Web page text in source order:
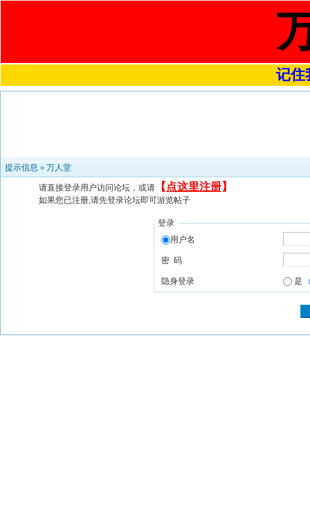
记住
提示信息 » 万人堂
请直接登录用户访问论坛，或请 【 点这里注册】
如果您已注册,请先登录论坛即可游览帖子
登录
用户名
密 码
隐身登录 是